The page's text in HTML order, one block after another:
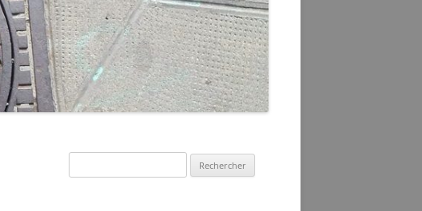
VÉRINS DE COFFRE 350SL
SCHÉMA ÉLECTRIQUE 2CV6 PAST
1981
DE LA FRILOSITÉ
e